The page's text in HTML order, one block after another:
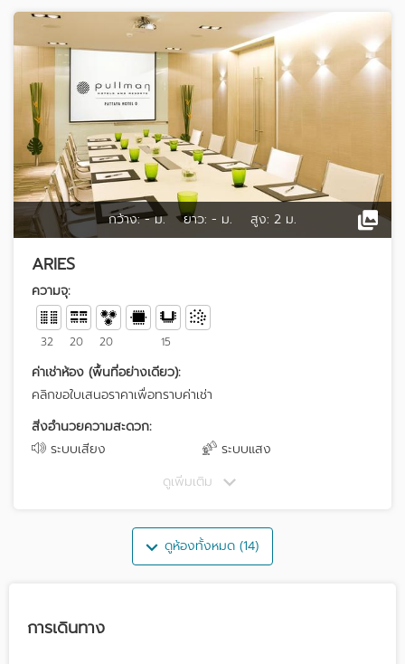
กว้าง: - ม. ยาว: - ม. สูง: 2 ม.
ARIES
ความจุ:
32 20 20 15
ค่าเช่าห้อง (พื้นที่อย่างเดียว):
คลิกขอใบเสนอราคาเพื่อทราบค่าเช่า
สิ่งอำนวยความสะดวก:
ระบบเสียง
ระบบแสง
ดูเพิ่มเติม
ดูห้องทั้งหมด (14)
การเดินทาง